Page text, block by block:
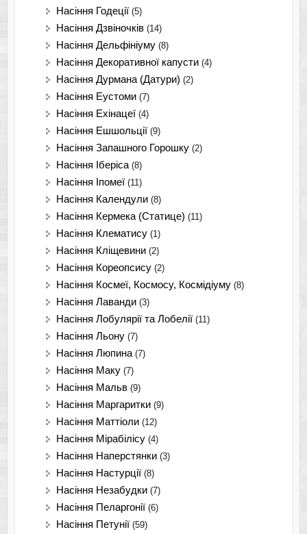
Насіння Годеції (5)
Насіння Дзвіночків (14)
Насіння Дельфініуму (8)
Насіння Декоративної капусти (4)
Насіння Дурмана (Датури) (2)
Насіння Еустоми (7)
Насіння Ехінацеї (4)
Насіння Ешшольції (9)
Насіння Запашного Горошку (2)
Насіння Іберіса (8)
Насіння Іпомеї (11)
Насіння Календули (8)
Насіння Кермека (Статице) (11)
Насіння Клематису (1)
Насіння Кліщевини (2)
Насіння Кореопсису (2)
Насіння Космеї, Космосу, Космідіуму (8)
Насіння Лаванди (3)
Насіння Лобулярії та Лобелії (11)
Насіння Льону (7)
Насіння Люпина (7)
Насіння Маку (7)
Насіння Мальв (9)
Насіння Маргаритки (9)
Насіння Маттіоли (12)
Насіння Мірабілісу (4)
Насіння Наперстянки (3)
Насіння Настурції (8)
Насіння Незабудки (7)
Насіння Пеларгонії (6)
Насіння Петунії (59)